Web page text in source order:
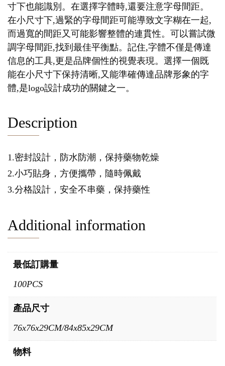
寸下也能識別。在選擇字體時,還要注意字母間距。
在小尺寸下,過緊的字母間距可能導致文字糊在一起,
而過寬的間距又可能影響整體的連貫性。可以嘗試微
調字母間距,找到最佳平衡點。記住,字體不僅是傳達
信息的工具,更是品牌個性的視覺表現。選擇一個既
能在小尺寸下保持清晰,又能準確傳達品牌形象的字
體,是logo設計成功的關鍵之一。
Description
1.密封設計，防水防潮，保持藥物乾燥
2.小巧貼身，方便攜帶，隨時佩戴
3.分格設計，安全不串藥，保持藥性
Additional information
最低訂購量
100PCS
產品尺寸
76x76x29CM/84x85x29CM
物料